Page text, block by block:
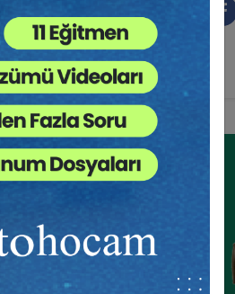
içeriklerle size
eğitimlerine